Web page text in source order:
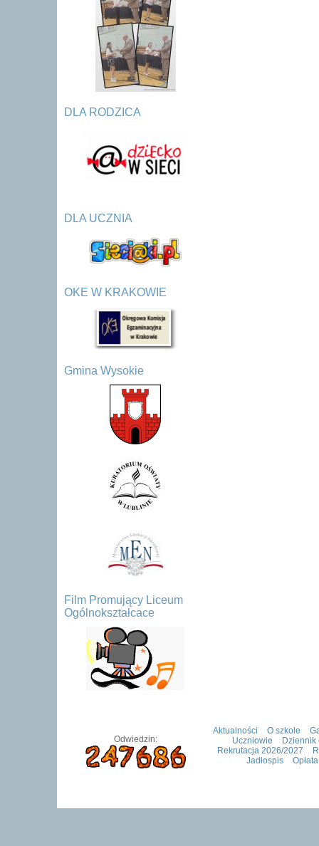
DLA RODZICA
DLA UCZNIA
OKE W KRAKOWIE
Gmina Wysokie
Film Promujący Liceum
Ogólnokształcace
Odwiedzin:
Aktualności O szkole
Uczniowie
Dziennik
Rekrutacja 2026/2027
Jadłospis